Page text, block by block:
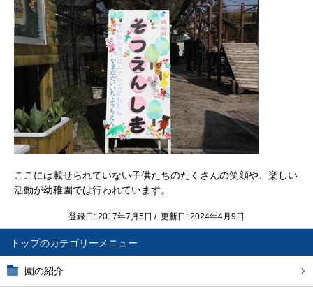
トップ
園の紹介
ここには載せられていない子供たちのたくさんの笑顔や、楽しい
活動が幼稚園では行われています。
登録日: 2017年7月5日 / 更新日: 2024年4月9日